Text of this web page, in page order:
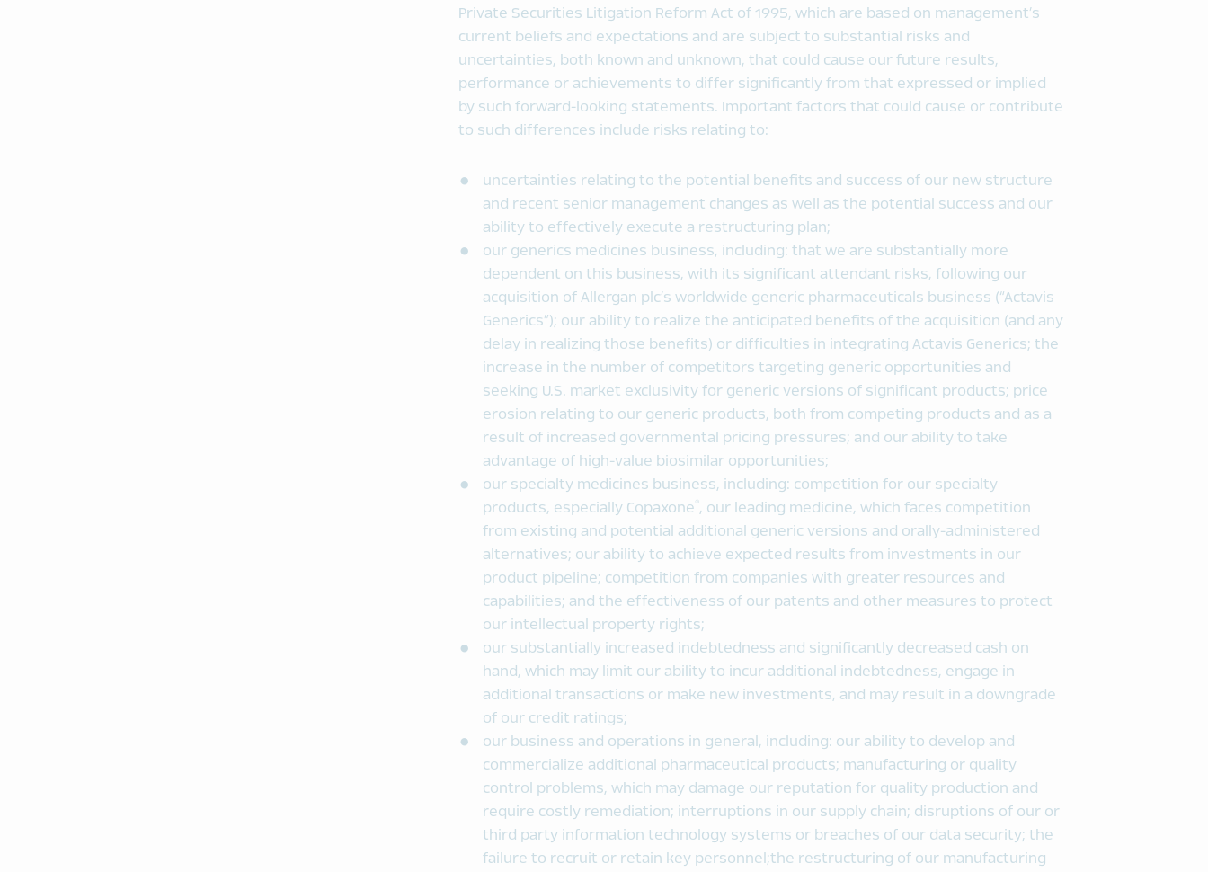
Private Securities Litigation Reform Act of 1995, which are based on management’s
current beliefs and expectations and are subject to substantial risks and
uncertainties, both known and unknown, that could cause our future results,
performance or achievements to differ significantly from that expressed or implied
by such forward-looking statements. Important factors that could cause or contribute
to such differences include risks relating to:
uncertainties relating to the potential benefits and success of our new structure
and recent senior management changes as well as the potential success and our
ability to effectively execute a restructuring plan;
our generics medicines business, including: that we are substantially more
dependent on this business, with its significant attendant risks, following our
acquisition of Allergan plc’s worldwide generic pharmaceuticals business (“Actavis
Generics”); our ability to realize the anticipated benefits of the acquisition (and any
delay in realizing those benefits) or difficulties in integrating Actavis Generics; the
increase in the number of competitors targeting generic opportunities and
seeking U.S. market exclusivity for generic versions of significant products; price
erosion relating to our generic products, both from competing products and as a
result of increased governmental pricing pressures; and our ability to take
advantage of high-value biosimilar opportunities;
our specialty medicines business, including: competition for our specialty
products, especially Copaxone®, our leading medicine, which faces competition
from existing and potential additional generic versions and orally-administered
alternatives; our ability to achieve expected results from investments in our
product pipeline; competition from companies with greater resources and
capabilities; and the effectiveness of our patents and other measures to protect
our intellectual property rights;
our substantially increased indebtedness and significantly decreased cash on
hand, which may limit our ability to incur additional indebtedness, engage in
additional transactions or make new investments, and may result in a downgrade
of our credit ratings;
our business and operations in general, including: our ability to develop and
commercialize additional pharmaceutical products; manufacturing or quality
control problems, which may damage our reputation for quality production and
require costly remediation; interruptions in our supply chain; disruptions of our or
third party information technology systems or breaches of our data security; the
failure to recruit or retain key personnel;the restructuring of our manufacturing